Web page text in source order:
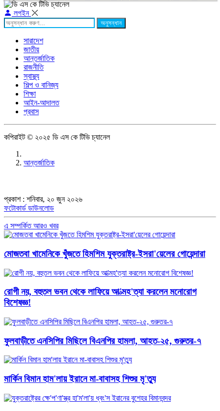
লগইন
অনুসন্ধান
সারাদেশ
জাতীয়
আন্তর্জাতিক
রাজনীতি
স্বাস্থ্য
শিল্প ও বানিজ্য
শিক্ষা
আইন-আদালত
প্রবাস
কপিরাইট © ২০২৫ ডি এস কে টিভি চ্যানেল
আন্তর্জাতিক
প্রকাশ : শনিবার, ২০ জুন ২০২৬
ফটোকার্ড ডাউনলোড
এ সম্পর্কিত আরও খবর
মোজতবা খামেনিকে খুঁজতে হিমশিম যুক্তরাষ্ট্র-ইসরা'য়েলের গোয়েন্দারা
রোগী নয়, বহুতল ভবন থেকে লাফিয়ে আ'ত্মহ'ত্যা করলেন মনোরোগ
বিশেষজ্ঞ!
ফুলবাড়ীতে এনসিপির মিছিলে বিএনপির হামলা, আহত-২৫, গুরুতর-৭
মার্কিন বিমান হাম'লায় ইরানে মা-বাবাসহ শিশুর মৃ'ত্যু